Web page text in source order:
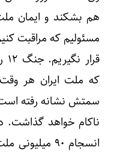
هم بشکند و ایمان
مسئولیم که مراقبت
که ملت ایران هر
سمتش نشانه رفته
ناکام خواهد
انسجام ۹۰